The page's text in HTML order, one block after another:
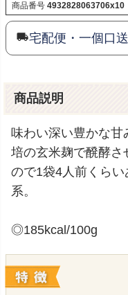
商品番号 4932828063706x10
宅配便・一個口
商品説明
味わい深い豊かな
培の玄米麹で醗酵さ
ので1袋4人前くら
系。
◎185kcal/100g